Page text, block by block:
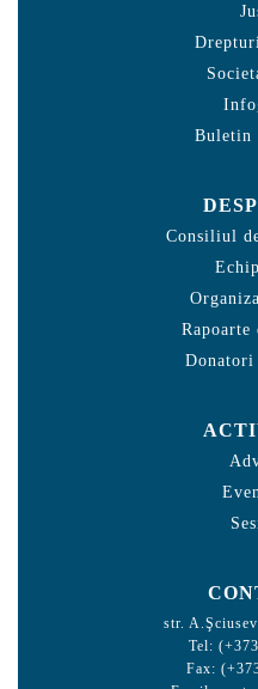
Buletin
Consiliul
Rapoarte
Donatori
str.
Tel:
Fax: